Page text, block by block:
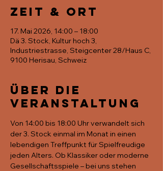
Zeit & Ort
17. Mai 2026, 14:00 – 18:00
Dä 3. Stock, Kultur hoch 3,
Industriestrasse, Steigcenter 28/Haus C,
9100 Herisau, Schweiz
Über die
Veranstaltung
Von 14:00 bis 18:00 Uhr verwandelt sich
der 3. Stock einmal im Monat in einen
lebendigen Treffpunkt für Spielfreudige
jeden Alters. Ob Klassiker oder moderne
Gesellschaftsspiele – bei uns stehen